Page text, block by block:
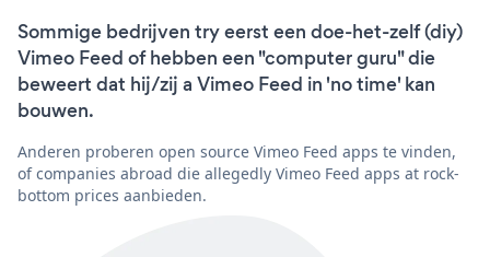
Sommige bedrijven try eerst een doe-het-zelf (diy)
Vimeo Feed of hebben een "computer guru" die
beweert dat hij/zij a Vimeo Feed in 'no time' kan
bouwen.
Anderen proberen open source Vimeo Feed apps te vinden,
of companies abroad die allegedly Vimeo Feed apps at rock-
bottom prices aanbieden.